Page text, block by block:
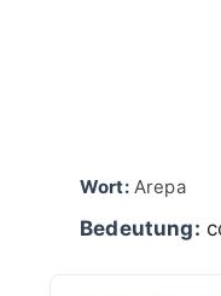
Wort:Arepa
Bedeutung: